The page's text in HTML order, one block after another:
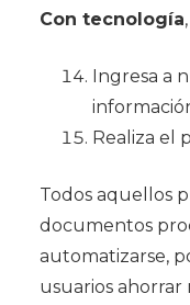
Con tecnología
Ingresa a
Realiza el
Todos aquellos
documentos
automatizarse,
usuarios